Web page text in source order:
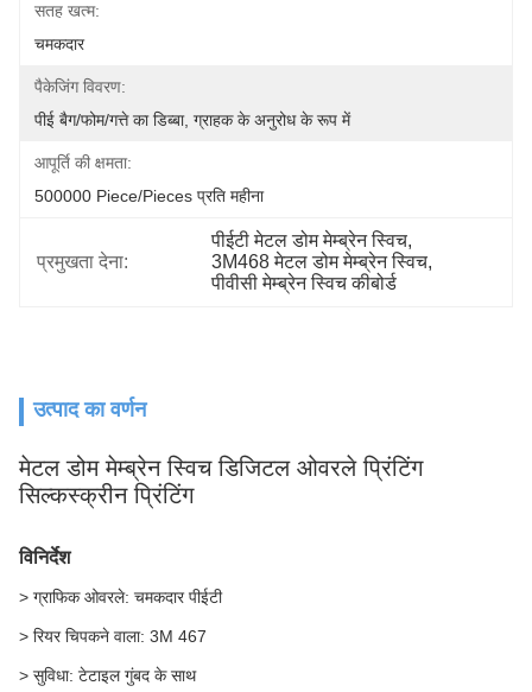
सतह खत्म:
चमकदार
पैकेजिंग विवरण:
पीई बैग/फोम/गत्ते का डिब्बा, ग्राहक के अनुरोध के रूप में
आपूर्ति की क्षमता:
500000 Piece/Pieces प्रति महीना
प्रमुखता देना:
पीईटी मेटल डोम मेम्ब्रेन स्विच,
3M468 मेटल डोम मेम्ब्रेन स्विच,
पीवीसी मेम्ब्रेन स्विच कीबोर्ड
उत्पाद का वर्णन
मेटल डोम मेम्ब्रेन स्विच डिजिटल ओवरले प्रिंटिंग
सिल्कस्क्रीन प्रिंटिंग
विनिर्देश
> ग्राफिक ओवरले: चमकदार पीईटी
> रियर चिपकने वाला: 3M 467
> सुविधा: टेटाइल गुंबद के साथ